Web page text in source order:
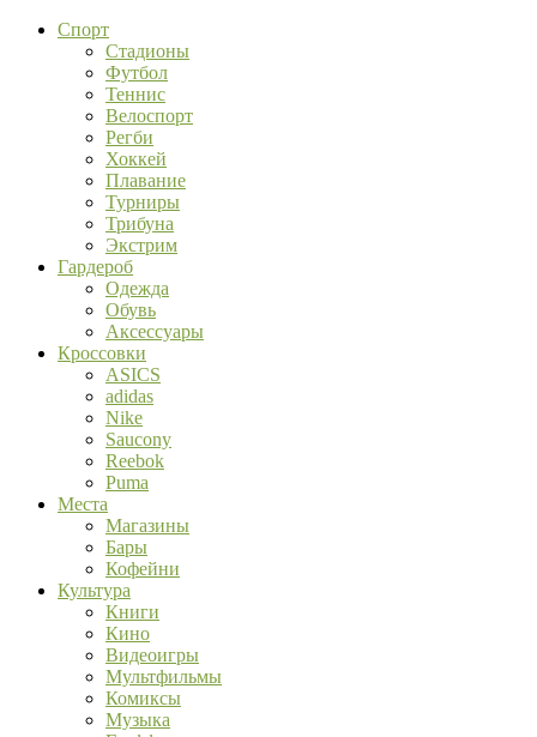
Спорт
Стадионы
Футбол
Теннис
Велоспорт
Регби
Хоккей
Плавание
Турниры
Трибуна
Экстрим
Гардероб
Одежда
Обувь
Аксессуары
Кроссовки
ASICS
adidas
Nike
Saucony
Reebok
Puma
Места
Магазины
Бары
Кофейни
Культура
Книги
Кино
Видеоигры
Мультфильмы
Комиксы
Музыка